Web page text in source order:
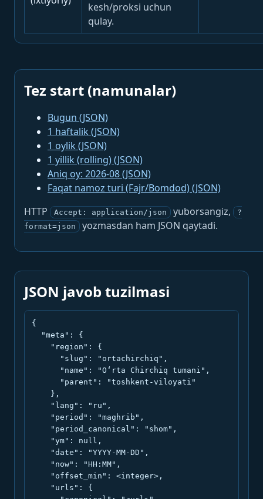
kesh/proksi uchun
qulay.
Tez start (namunalar)
Bugun (JSON)
1 haftalik (JSON)
1 oylik (JSON)
1 yillik (rolling) (JSON)
Aniq oy: 2026-08 (JSON)
Faqat namoz turi (Fajr/Bomdod) (JSON)
HTTP
Accept: application/json yuborsangiz,
?
format=json
yozmasdan ham JSON qaytadi.
JSON javob tuzilmasi
{
  "meta": {
    "region": {
      "slug": "ortachirchiq",
      "name": "O‘rta Chirchiq tumani",
      "parent": "toshkent-viloyati"
    },
    "lang": "ru",
    "period": "maghrib",
    "period_canonical": "shom",
    "ym": null,
    "date": "YYYY-MM-DD",
    "now": "HH:MM",
    "offset_min": <integer>,
    "urls": {